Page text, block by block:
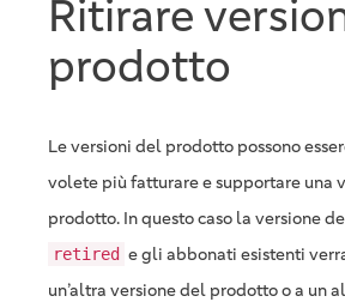
Ritirare
prodotto
Le versioni del prodotto possono
volete più fatturare e supportare una
prodotto. In questo caso la versione
retired e gli abbonati esistenti
un’altra versione del prodotto o a un